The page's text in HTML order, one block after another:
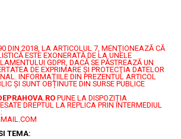
DIN 2018, LA ARTICOLUL 7, MENŢIONEAZĂ CĂ
ESTE EXONERATĂ DE LA UNELE
GDPR, DACĂ SE PĂSTREAZĂ UN
DE EXPRIMARE ŞI PROTECŢIA DATELOR
INFORMAȚIILE DIN PREZENTUL ARTICOL
ȘI SUNT OBȚINUTE DIN SURSE PUBLICE
PUNE LA DISPOZIȚIA
DREPTUL LA REPLICA PRIN INTERMEDIUL
TEMA: